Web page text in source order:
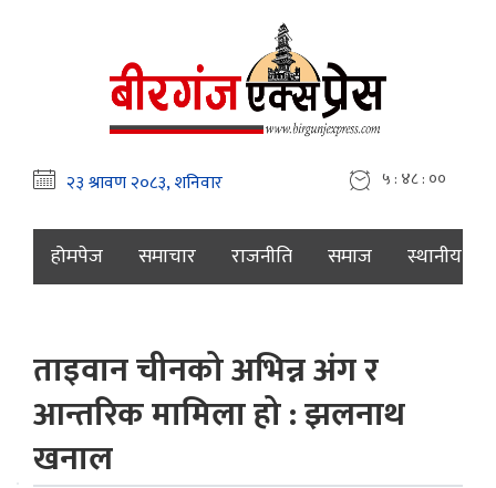
५ : ४८ : ०१
होमपेज समाचार राजनीति समाज स्थानीय
ताइवान चीनको अभिन्न अंग र
आन्तरिक मामिला हो : झलनाथ
खनाल